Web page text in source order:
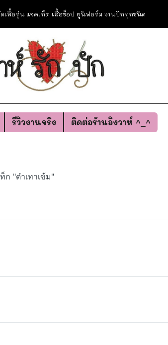
เสื้อรุ่น แจคเก็ต เสื้อช็อป ยูนิฟอร์ม งานปักทุกชนิด
รีวิวงานจริง ติดต่อร้านอิงวาห์ ^_^
ก "ดำเทาเข้ม"